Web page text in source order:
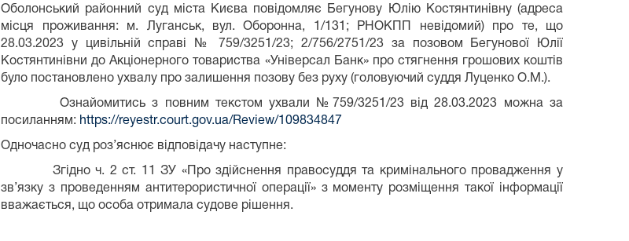
Оболонський районний суд міста Києва повідомляє Бегунову Юлію Костянтинівну (адреса
місця проживання: м. Луганськ, вул. Оборонна, 1/131; РНОКПП невідомий) про те, що
28.03.2023 у цивільній справі № 759/3251/23; 2/756/2751/23 за позовом Бегунової Юлії
Костянтинівни до Акціонерного товариства «Універсал Банк» про стягнення грошових коштів
було постановлено ухвалу про залишення позову без руху (головуючий суддя Луценко О.М.).
Ознайомитись з повним текстом ухвали №759/3251/23 від 28.03.2023 можна за
посиланням: https://reyestr.court.gov.ua/Review/109834847
Одночасно суд роз’яснює відповідачу наступне:
Згідно ч. 2 ст. 11 ЗУ «Про здійснення правосуддя та кримінального провадження у
зв’язку з проведенням антитерористичної операції» з моменту розміщення такої інформації
вважається, що особа отримала судове рішення.